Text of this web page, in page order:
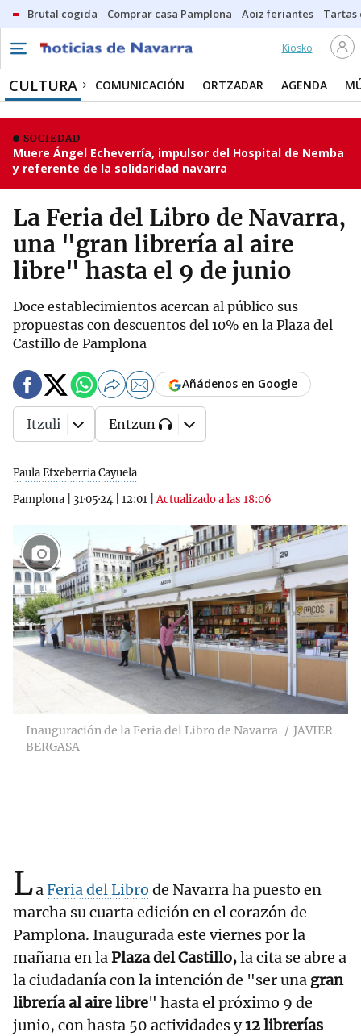
Brutal cogida Comprar casa Pamplona Aoiz feriantes Tartas
Kiosko
CULTURA COMUNICACIÓN ORTZADAR AGENDA
SOCIEDAD
Muere Ángel Echeverría, impulsor del Hospital de Nemba
y referente de la solidaridad navarra
La Feria del Libro de Navarra,
una "gran librería al aire
libre" hasta el 9 de junio
Doce establecimientos acercan al público sus
propuestas con descuentos del 10% en la Plaza del
Castillo de Pamplona
Paula Etxeberria Cayuela
Pamplona
31·05·24 12:01 |Actualizado a las 18:06
Añádenos en Google
Itzuli Entzun
11
Inauguración de la Feria del Libro de Navarra
JAVIER
BERGASA
LaFeria del Libro de Navarra ha puesto en
marcha su cuarta edición en el corazón de
Pamplona. Inaugurada este viernes por la
mañana en laPlaza del Castillo,la cita se abre a
la ciudadanía con la intención de "ser una gran
librería al aire libre" hasta el próximo 9 de
junio, con hasta 50 actividades y12 librerías